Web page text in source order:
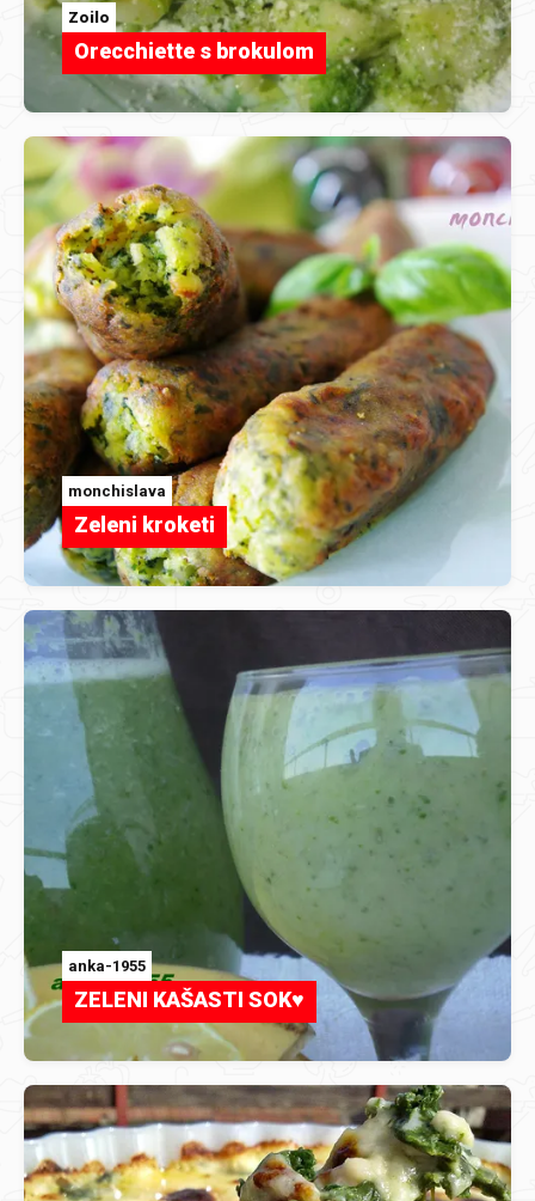
Zoilo
Orecchiette s brokulom
monchislava
Zeleni kroketi
anka-1955
ZELENI KAŠASTI SOK♥